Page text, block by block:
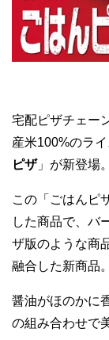
宅配ピザチェー
産米100%のラ
ピザ」が新登場。
この「ごはんピ
した商品で、バ
ザ版のような商
融合した新商品。
醤油がほのかに
の組み合わせで